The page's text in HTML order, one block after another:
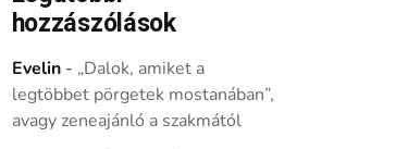
hozzászólások
Evelin- „Dalok, amiket a
legtöbbet pörgetek mostanában”,
avagy zeneajánló a szakmától